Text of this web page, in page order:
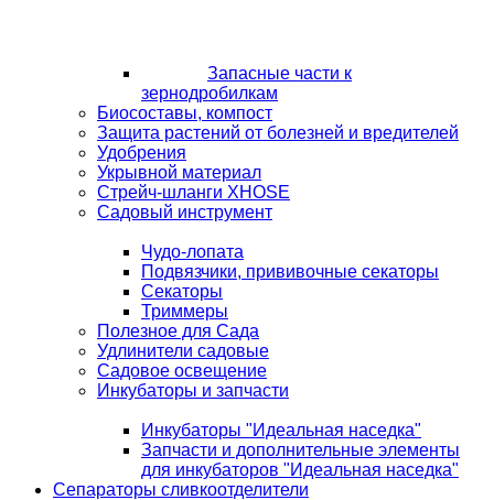
Запасные части к
зернодробилкам
Биосоставы, компост
Защита растений от болезней и вредителей
Удобрения
Укрывной материал
Стрейч-шланги XHOSE
Садовый инструмент
Чудо-лопата
Подвязчики, прививочные секаторы
Секаторы
Триммеры
Полезное для Сада
Удлинители садовые
Садовое освещение
Инкубаторы и запчасти
Инкубаторы "Идеальная наседка"
Запчасти и дополнительные элементы
для инкубаторов "Идеальная наседка"
Сепараторы сливкоотделители